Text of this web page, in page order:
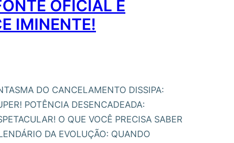
OFICIAL E
IMINENTE!
DO CANCELAMENTO DISSIPA:
POTÊNCIA DESENCADEADA:
O QUE VOCÊ PRECISA SABER
DA EVOLUÇÃO: QUANDO